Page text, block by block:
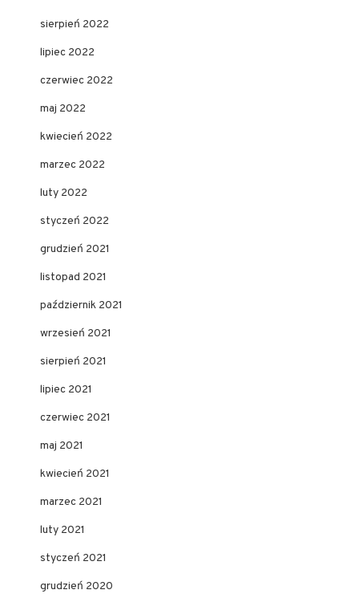
sierpień 2022
lipiec 2022
czerwiec 2022
maj 2022
kwiecień 2022
marzec 2022
luty 2022
styczeń 2022
grudzień 2021
listopad 2021
październik 2021
wrzesień 2021
sierpień 2021
lipiec 2021
czerwiec 2021
maj 2021
kwiecień 2021
marzec 2021
luty 2021
styczeń 2021
grudzień 2020